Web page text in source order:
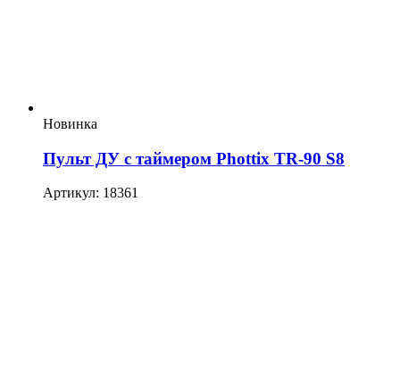
Новинка
Пульт ДУ с таймером Phottix TR-90 S8
Артикул: 18361